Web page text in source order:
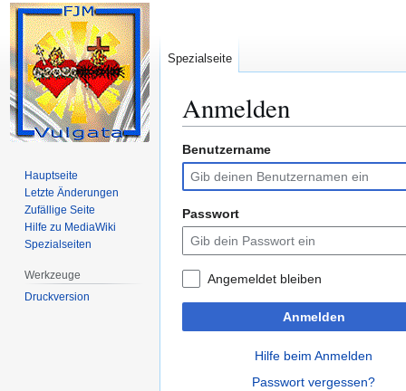
Anmelden
Zur
Navigation
springen
Zur
Suche
springen
Benutzername
Passwort
Angemeldet bleiben
Anmelden
Hilfe beim Anmelden
Passwort vergessen?
Spezialseite
Hauptseite
Letzte Änderungen
Zufällige Seite
Hilfe zu MediaWiki
Spezialseiten
Werkzeuge
Druckversion